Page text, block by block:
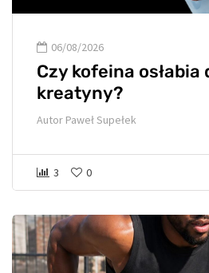
06/08/2026
Czy kofeina osłabia
kreatyny?
Autor Paweł Supełek
3 0